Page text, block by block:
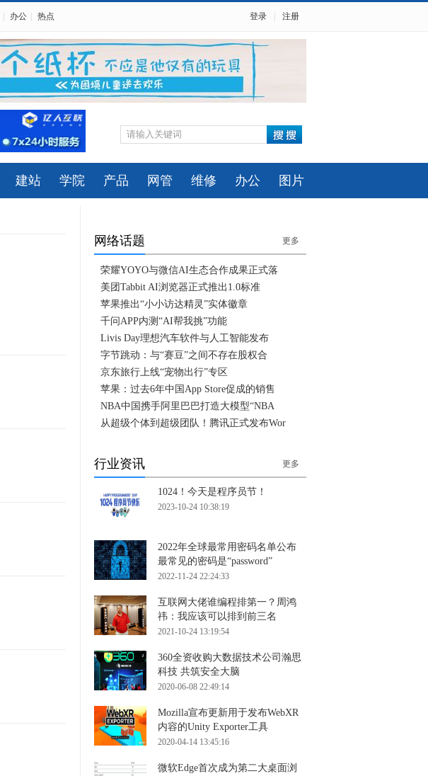
办公 热点 登录 注册
建站 学院 产品 网管 维修 办公 图片
网络话题 更多
荣耀YOYO与微信AI生态合作成果正式落
美团Tabbit AI浏览器正式推出1.0标准
苹果推出“小小访达精灵”实体徽章
千问APP内测“AI帮我挑”功能
Livis Day理想汽车软件与人工智能发布
字节跳动：与“赛豆”之间不存在股权合
京东旅行上线“宠物出行”专区
苹果：过去6年中国App Store促成的销售
NBA中国携手阿里巴巴打造大模型“NBA
从超级个体到超级团队！腾讯正式发布Wor
行业资讯 更多
1024！今天是程序员节！
2023-10-24 10:38:19
2022年全球最常用密码名单公布
最常见的密码是“password”
2022-11-24 22:24:33
互联网大佬谁编程排第一？周鸿
祎：我应该可以排到前三名
2021-10-24 13:19:54
360全资收购大数据技术公司瀚思
科技 共筑安全大脑
2020-06-08 22:49:14
Mozilla宣布更新用于发布WebXR
内容的Unity Exporter工具
2020-04-14 13:45:16
微软Edge首次成为第二大桌面浏